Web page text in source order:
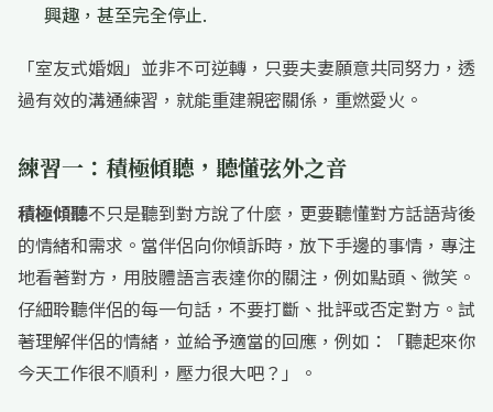
興趣，甚至完全停止.
「室友式婚姻」並非不可逆轉，只要夫妻願意共同努力，透
過有效的溝通練習，就能重建親密關係，重燃愛火。
練習一：積極傾聽，聽懂弦外之音
積極傾聽不只是聽到對方說了什麼，更要聽懂對方話語背後
的情緒和需求。當伴侶向你傾訴時，放下手邊的事情，專注
地看著對方，用肢體語言表達你的關注，例如點頭、微笑。
仔細聆聽伴侶的每一句話，不要打斷、批評或否定對方。試
著理解伴侶的情緒，並給予適當的回應，例如：「聽起來你
今天工作很不順利，壓力很大吧？」。